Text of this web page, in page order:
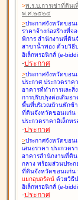
>พ.ร.บ.การเช่าที่ดินเ
พ.ศ.๒๕๒๔
>ประกาศจังหวัดขอน
ราคาจ้างก่อสร้างที่จ
พิการ สำนักงานที่ดิน
สาขาน้ำพอง ด้วยวิธี
อิเล็กทรอนิกส์ (e-
-ประกาศ
>ประกาศจังหวัดขอน
ประกาศ ประกวดราค
อาคารที่ทำการและสิ่
การปรับปรุงต่อเติมอ
พื้นที่บริเวณบ้านพักข้
ที่ดินจังหวัดขอนแก่น
ประกวดราคาอิเล็กท
-ประกาศ
>ประกาศจังหวัดขอน
เสนอราคา ประกวดร
อาคารสำนักงานที่ดิ
กลาง พร้อมส่วนประ
ที่ดินจังหวัดขอนแก่น
แยกอุบลรัตน์ ด้วยวิธี
อิเล็กทรอนิกส์ (e-
-ประกาศ